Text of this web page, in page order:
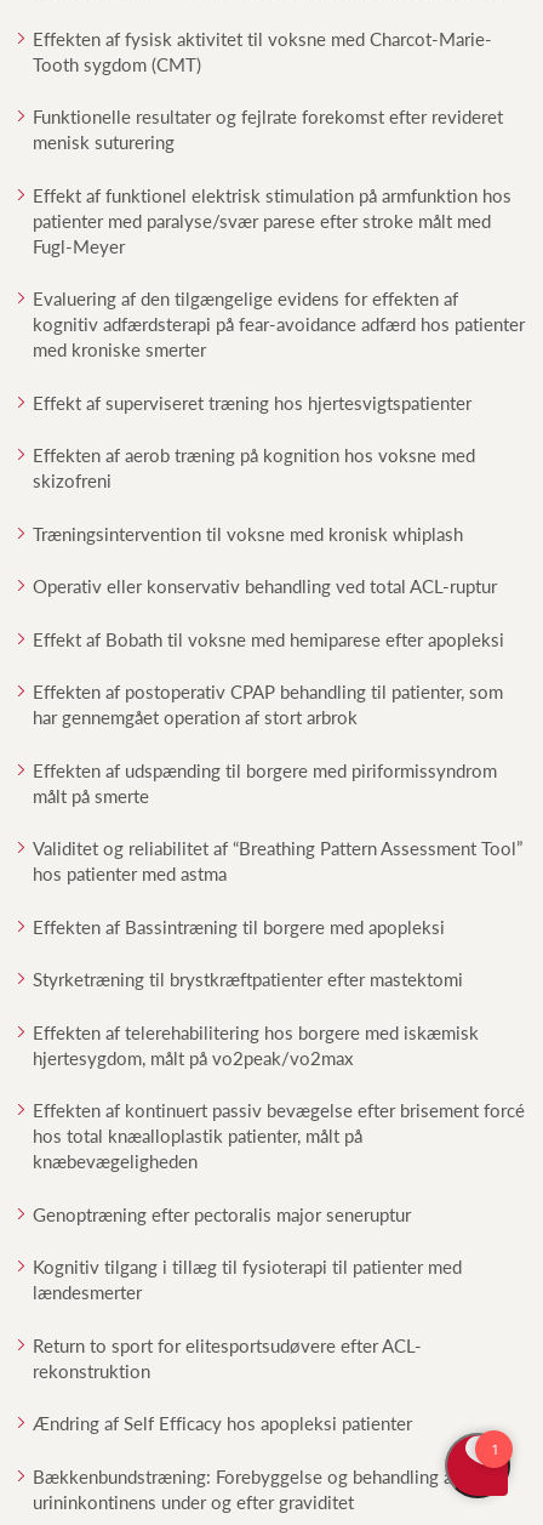
Effekten af fysisk aktivitet til voksne med Charcot-Marie-
Tooth sygdom (CMT)
Funktionelle resultater og fejlrate forekomst efter revideret
menisk suturering
Effekt af funktionel elektrisk stimulation på armfunktion hos
patienter med paralyse/svær parese efter stroke målt med
Fugl-Meyer
Evaluering af den tilgængelige evidens for effekten af
kognitiv adfærdsterapi på fear-avoidance adfærd hos patienter
med kroniske smerter
Effekt af superviseret træning hos hjertesvigtspatienter
Effekten af aerob træning på kognition hos voksne med
skizofreni
Træningsintervention til voksne med kronisk whiplash
Operativ eller konservativ behandling ved total ACL-ruptur
Effekt af Bobath til voksne med hemiparese efter apopleksi
Effekten af postoperativ CPAP behandling til patienter, som
har gennemgået operation af stort arbrok
Effekten af udspænding til borgere med piriformissyndrom
målt på smerte
Validitet og reliabilitet af “Breathing Pattern Assessment Tool”
hos patienter med astma
Effekten af Bassintræning til borgere med apopleksi
Styrketræning til brystkræftpatienter efter mastektomi
Effekten af telerehabilitering hos borgere med iskæmisk
hjertesygdom, målt på vo2peak/vo2max
Effekten af kontinuert passiv bevægelse efter brisement forcé
hos total knæalloplastik patienter, målt på
knæbevægeligheden
Genoptræning efter pectoralis major seneruptur
Kognitiv tilgang i tillæg til fysioterapi til patienter med
lændesmerter
Return to sport for elitesportsudøvere efter ACL-
rekonstruktion
Ændring af Self Efficacy hos apopleksi patienter
Bækkenbundstræning: Forebyggelse og behandling af
urininkontinens under og efter graviditet